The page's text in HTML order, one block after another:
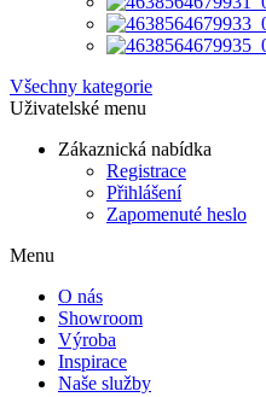
Všechny kategorie
Uživatelské menu
Zákaznická nabídka
Registrace
Přihlášení
Zapomenuté heslo
Menu
O nás
Showroom
Výroba
Inspirace
Naše služby